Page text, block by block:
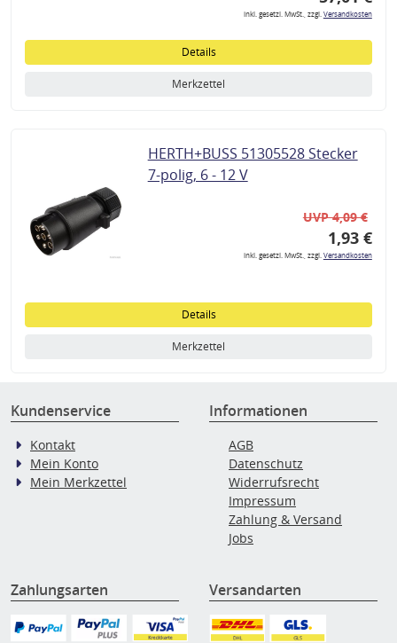
inkl. gesetzl. MwSt., zzgl.Versandkosten
Details
Merkzettel
HERTH+BUSS 51305528 Stecker
7-polig, 6 - 12 V
UVP 4,09 €
1,93 €
inkl. gesetzl. MwSt., zzgl.Versandkosten
Details
Merkzettel
Kundenservice
Kontakt
Mein Konto
Mein Merkzettel
Informationen
AGB
Datenschutz
Widerrufsrecht
Impressum
Zahlung & Versand
Jobs
Zahlungsarten Versandarten